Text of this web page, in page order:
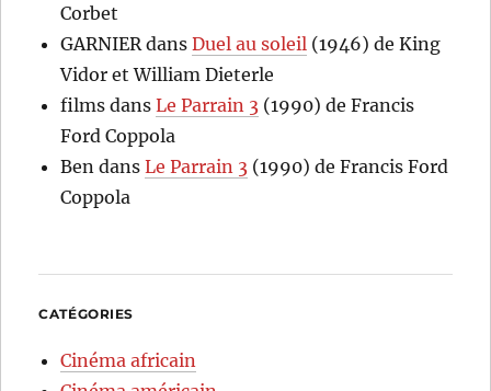
Corbet
GARNIER dansDuel au soleil (1946) de King
Vidor et William Dieterle
films dansLe Parrain 3 (1990) de Francis
Ford Coppola
Ben dansLe Parrain 3 (1990) de Francis Ford
Coppola
CATÉGORIES
Cinéma africain